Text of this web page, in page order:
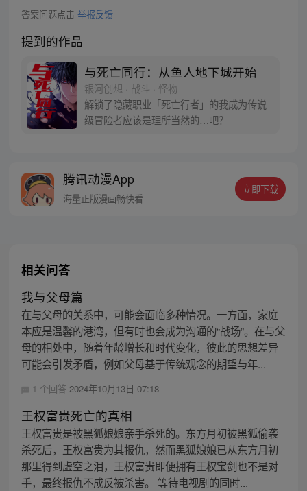
答案问题点击 举报反馈
提到的作品
与死亡同行：从鱼人地下城开始
银河创想 · 战斗 · 怪物
解锁了隐藏职业「死亡行者」的我成为传说
级冒险者应该是理所当然的…吧？
腾讯动漫App
海量正版漫画畅快看
立即下载
相关问答
我与父母篇
在与父母的关系中，可能会面临多种情况。一方面，家庭
本应是温馨的港湾，但有时也会成为沟通的“战场”。在与父
母的相处中，随着年龄增长和时代变化，彼此的思想差异
可能会引发矛盾，例如父母基于传统观念的期望与年...
1 个回答 2024年10月13日 07:18
王权富贵死亡的真相
王权富贵是被黑狐娘娘亲手杀死的。东方月初被黑狐偷袭
杀死后，王权富贵为其报仇，然而黑狐娘娘已从东方月初
那里得到虚空之泪，王权富贵即便拥有王权宝剑也不是对
手，最终报仇不成反被杀害。 等待电视剧的同时...